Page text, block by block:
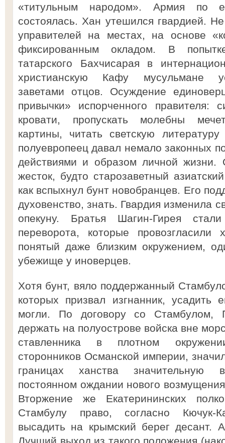
«титульным народом». Армия по
состоялась. Хан утешился гвардией.
управителей на местах, на основе
фиксированным окладом. В
татарского Бахчисарая в
христианскую Кафу мусульмане
заветами отцов. Осуждение
привычки» испорченного правителя:
кровати, пропускать молебны
картины, читать светскую
полуевропеец давал немало законных
действиями и образом личной
жесток, будто старозаветный
как вспыхнул бунт новобранцев. Его
духовенство, знать. Гвардия изменила
опекуну. Братья Шагин-Гирея
переворота, которые
понятый даже близким окружением,
убежище у иноверцев.
Хотя бунт, вяло поддержанный
которых призвал изгнанник,
могли. По договору со Стамбулом,
держать на полуострове войска вне
ставленника в плотном
сторонников Османской империи,
границах ханства значительную
постоянном ождании нового
Вторжение же Екатерининских
Стамбулу право, согласно Кючук-
высадить на крымский берег десант.